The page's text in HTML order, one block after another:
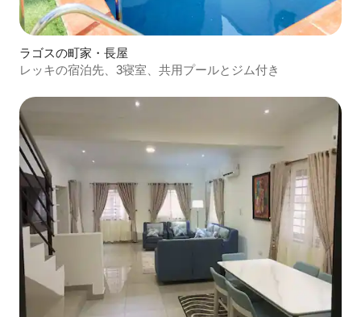
ラゴスの町家・長屋
レッキの宿泊先、3寝室、共用プールとジム付き